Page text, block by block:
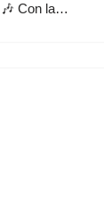
🎶 Con la…